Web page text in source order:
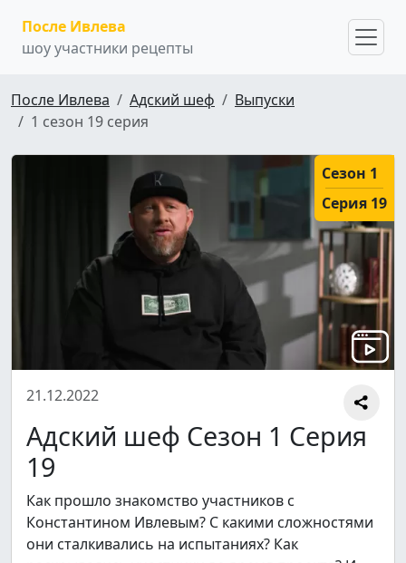
После Ивлева
шоу участники рецепты
После Ивлева Адский шеф
Выпуски
1 сезон 19 серия
Сезон 1
Серия 19
21.12.2022
Адский шеф Сезон 1 Серия
19
Как прошло знакомство участников с
Константином Ивлевым? С какими сложностями
они сталкивались на испытаниях? Как